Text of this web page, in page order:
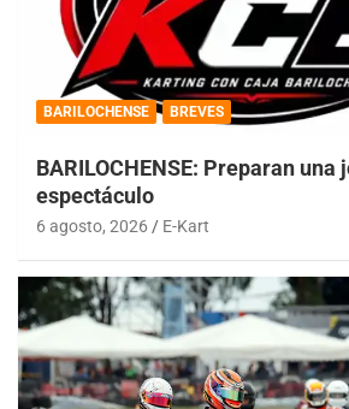
BARILOCHENSE BREVES
BARILOCHENSE: Preparan una
espectáculo
6 agosto, 2026 E-Kart